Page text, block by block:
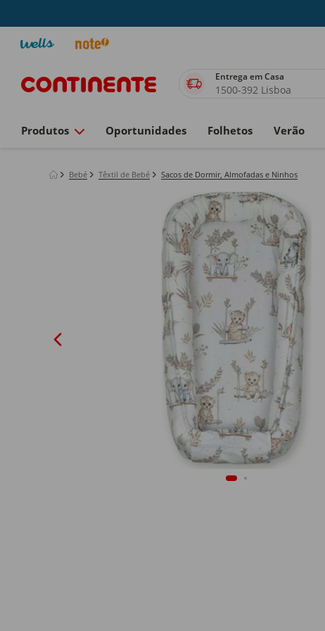
Entrega em Casa
1500-392 Lisboa
Produtos Oportunidades Folhetos Verão
Bebé Têxtil de Bebé Sacos de Dormir, Almofadas e Ninhos